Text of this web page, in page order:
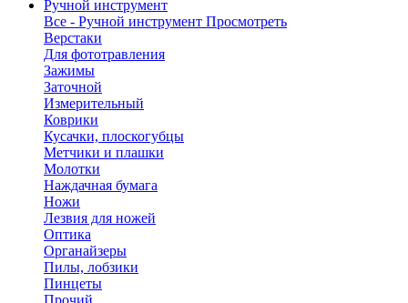
Ручной инструмент
Все - Ручной инструмент Просмотреть
Верстаки
Для фототравления
Зажимы
Заточной
Измерительный
Коврики
Кусачки, плоскогубцы
Метчики и плашки
Молотки
Наждачная бумага
Ножи
Лезвия для ножей
Оптика
Органайзеры
Пилы, лобзики
Пинцеты
Прочий